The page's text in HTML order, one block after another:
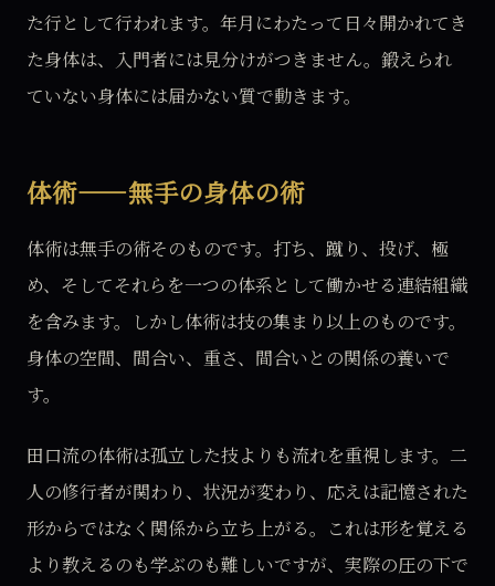
た行として行われます。年月にわたって日々開かれてき
た身体は、入門者には見分けがつきません。鍛えられ
ていない身体には届かない質で動きます。
体術——無手の身体の術
体術は無手の術そのものです。打ち、蹴り、投げ、極
め、そしてそれらを一つの体系として働かせる連結組織
を含みます。しかし体術は技の集まり以上のものです。
身体の空間、間合い、重さ、間合いとの関係の養いで
す。
田口流の体術は孤立した技よりも流れを重視します。二
人の修行者が関わり、状況が変わり、応えは記憶された
形からではなく関係から立ち上がる。これは形を覚える
より教えるのも学ぶのも難しいですが、実際の圧の下で